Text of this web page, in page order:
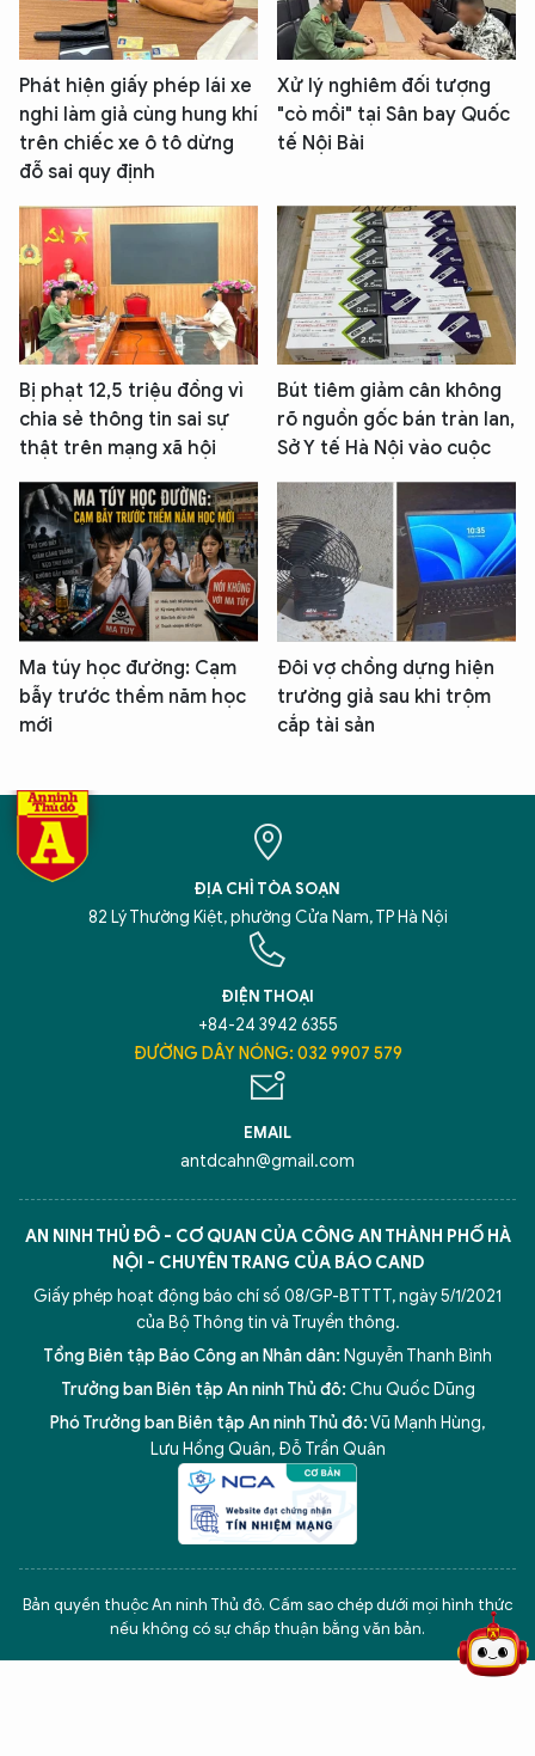
Phát hiện giấy phép lái xe
nghi làm giả cùng hung khí
trên chiếc xe ô tô dừng
đỗ sai quy định
Xử lý nghiêm đối tượng
"cò mồi" tại Sân bay Quốc
tế Nội Bài
Bị phạt 12,5 triệu đồng vì
chia sẻ thông tin sai sự
thật trên mạng xã hội
Bút tiêm giảm cân không
rõ nguồn gốc bán tràn lan,
Sở Y tế Hà Nội vào cuộc
Ma túy học đường: Cạm
bẫy trước thềm năm học
mới
Đôi vợ chồng dựng hiện
trường giả sau khi trộm
cắp tài sản
ĐỊA CHỈ TÒA SOẠN
82 Lý Thường Kiệt, phường Cửa Nam, TP Hà Nội
ĐIỆN THOẠI
+84-24 3942 6355
ĐƯỜNG DÂY NÓNG: 032 9907 579
EMAIL
antdcahn@gmail.com
AN NINH THỦ ĐÔ - CƠ QUAN CỦA CÔNG AN THÀNH PHỐ HÀ
NỘI - CHUYÊN TRANG CỦA BÁO CAND
Giấy phép hoạt động báo chí số 08/GP-BTTTT, ngày 5/1/2021
của Bộ Thông tin và Truyền thông.
Tổng Biên tập Báo Công an Nhân dân: Nguyễn Thanh Bình
Trưởng ban Biên tập An ninh Thủ đô: Chu Quốc Dũng
Phó Trưởng ban Biên tập An ninh Thủ đô:Vũ Mạnh Hùng,
Lưu Hồng Quân, Đỗ Trần Quân
Bản quyền thuộc An ninh Thủ đô. Cấm sao chép dưới mọi hình thức
nếu không có sự chấp thuận bằng văn bản.
5 điểm nghẽn của Hà Nội giải pháp xử lý điểm nghẽn của